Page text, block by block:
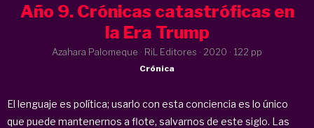
Año 9. Crónicas catastróficas en
la Era Trump
Azahara Palomeque · RiL Editores · 2020 · 122 pp
Crónica
El lenguaje es política; usarlo con esta conciencia es lo único
que puede mantenernos a flote, salvarnos de este siglo. Las